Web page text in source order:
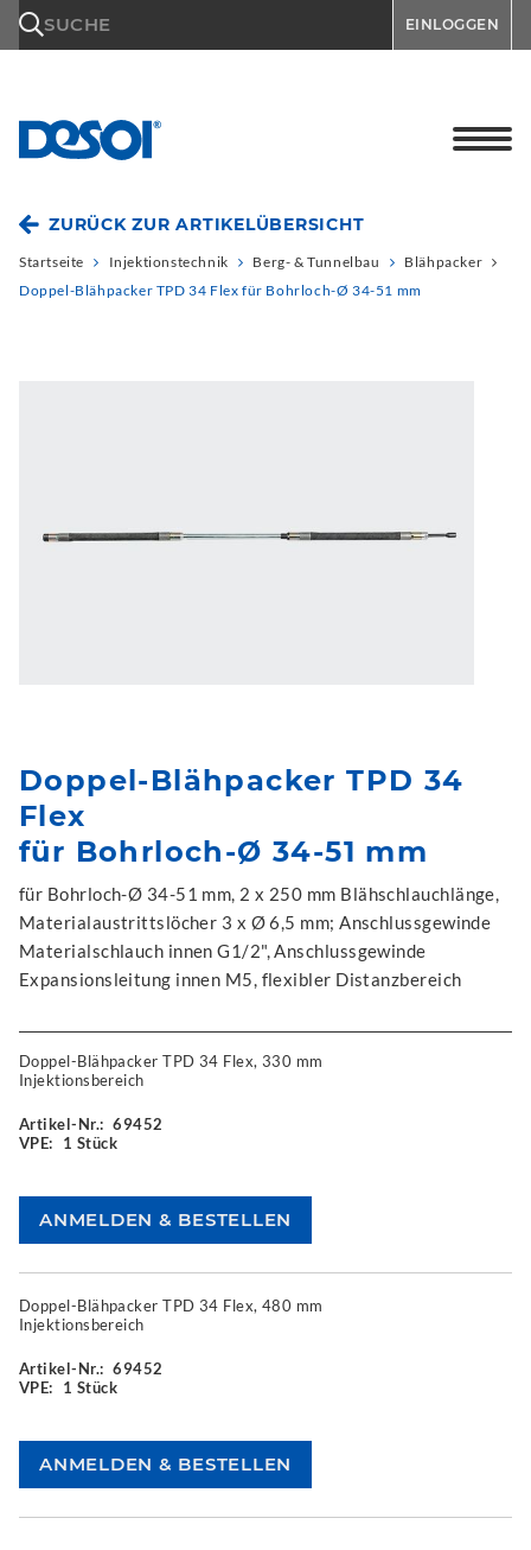
SUCHE EINLOGGEN
ZURÜCK ZUR ARTIKELÜBERSICHT
Startseite Injektionstechnik Berg- & Tunnelbau
Blähpacker
Doppel-Blähpacker TPD 34 Flex für Bohrloch-Ø 34-51 mm
Doppel-Blähpacker TPD 34
Flex
für Bohrloch-Ø 34-51 mm
für Bohrloch-Ø 34-51 mm, 2 x 250 mm Blähschlauchlänge,
Materialaustrittslöcher 3 x Ø 6,5 mm; Anschlussgewinde
Materialschlauch innen G1/2", Anschlussgewinde
Expansionsleitung innen M5, flexibler Distanzbereich
Doppel-Blähpacker TPD 34 Flex, 330 mm
Injektionsbereich
Artikel-Nr.: 69452
VPE:
1 Stück
Doppel-Blähpacker TPD 34 Flex, 480 mm
Injektionsbereich
Artikel-Nr.: 69452
VPE:
1 Stück